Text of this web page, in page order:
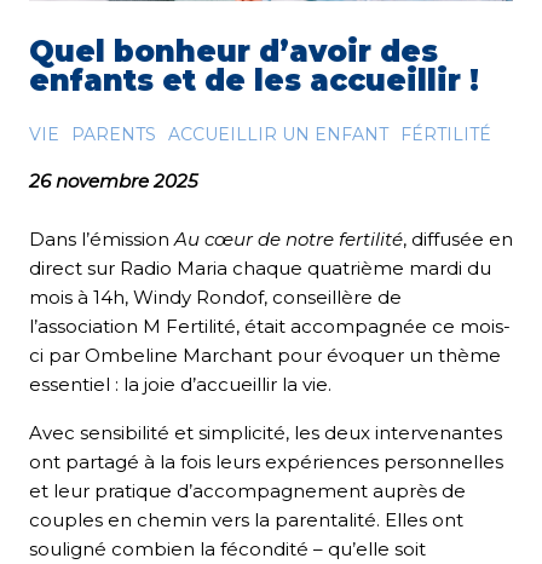
Quel bonheur d’avoir des
enfants et de les accueillir !
VIE PARENTS ACCUEILLIR UN ENFANT FÉRTILITÉ
26 novembre 2025
Dans l’émissionAu cœur de notre fertilité, diffusée en
direct sur Radio Maria chaque quatrième mardi du
mois à 14h, Windy Rondof, conseillère de
l’association M Fertilité, était accompagnée ce mois-
ci par Ombeline Marchant pour évoquer un thème
essentiel : la joie d’accueillir la vie.
Avec sensibilité et simplicité, les deux intervenantes
ont partagé à la fois leurs expériences personnelles
et leur pratique d’accompagnement auprès de
couples en chemin vers la parentalité. Elles ont
souligné combien la fécondité – qu’elle soit